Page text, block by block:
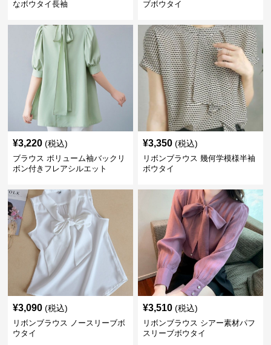
なボウタイ長袖
ブボウタイ
¥3,220 (税込)
ブラウス ボリューム袖バックリ
ボン付きフレアシルエット
¥3,350 (税込)
リボンブラウス 幾何学模様半袖
ボウタイ
¥3,090 (税込)
リボンブラウス ノースリーブボ
ウタイ
¥3,510 (税込)
リボンブラウス シアー素材パフ
スリーブボウタイ